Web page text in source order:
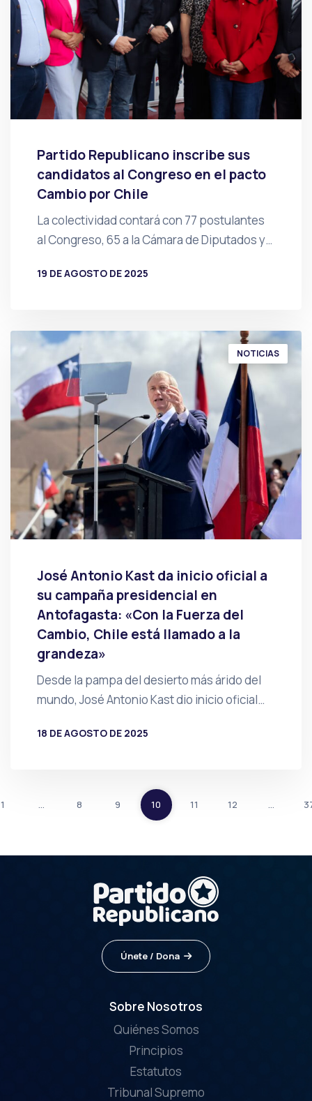
Partido Republicano inscribe sus
candidatos al Congreso en el pacto
Cambio por Chile
La colectividad contará con 77 postulantes
al Congreso, 65 a la Cámara de Diputados y…
19 DE AGOSTO DE 2025
NOTICIAS
José Antonio Kast da inicio oficial a
su campaña presidencial en
Antofagasta: «Con la Fuerza del
Cambio, Chile está llamado a la
grandeza»
Desde la pampa del desierto más árido del
mundo, José Antonio Kast dio inicio oficial…
18 DE AGOSTO DE 2025
1 … 8 9 10 11 12 …
Únete / Dona
Sobre Nosotros
Quiénes Somos
Principios
Estatutos
Tribunal Supremo